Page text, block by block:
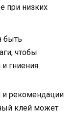
при низких
быть
чтобы
гниения.
и рекомендации
клей может